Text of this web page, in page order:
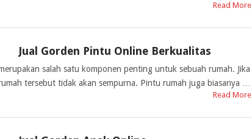
Read More
Jual Gorden Pintu Online Berkualitas
salah satu komponen penting untuk sebuah rumah. Jika
tersebut tidak akan sempurna. Pintu rumah juga biasanya …
Read More